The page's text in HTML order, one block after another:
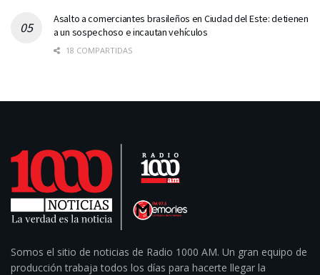
Asalto a comerciantes brasileños en Ciudad del Este: detienen
a un sospechoso e incautan vehículos
18 COMPARTIDAS
Somos el sitio de noticias de Radio 1000 AM. Un gran equipo de
producción trabaja todos los días para hacerte llegar la